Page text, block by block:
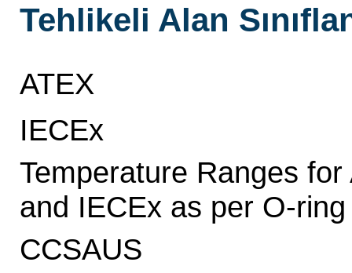
Tehlikeli Alan
ATEX
IECEx
Temperature Ranges for
and IECEx as per O-ring
CCSAUS